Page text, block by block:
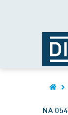
NA 054